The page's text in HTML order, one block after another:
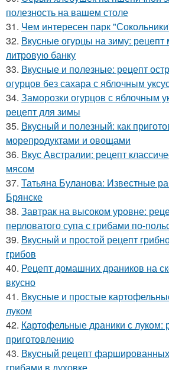
полезность на вашем столе
31. Чем интересен парк
32. Вкусные огурцы на зиму: рецепт
литровую банку
33. Вкусные и полезные: рецепт
огурцов без сахара с яблочным
34. Заморозки огурцов с яблочным
рецепт для зимы
35. Вкусный и полезный: как
морепродуктами и овощами
36. Вкус Австралии: рецепт
мясом
37. Татьяна Буланова: Известные
Брянске
38. Завтрак на высоком уровне:
перловатого супа с грибами по-
39. Вкусный и простой рецепт
грибов
40. Рецепт домашних драников на
вкусно
41. Вкусные и простые
луком
42. Картофельные драники с луком:
приготовлению
43. Вкусный рецепт